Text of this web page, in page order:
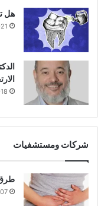
هل
شركات ومستشفيات
طرق